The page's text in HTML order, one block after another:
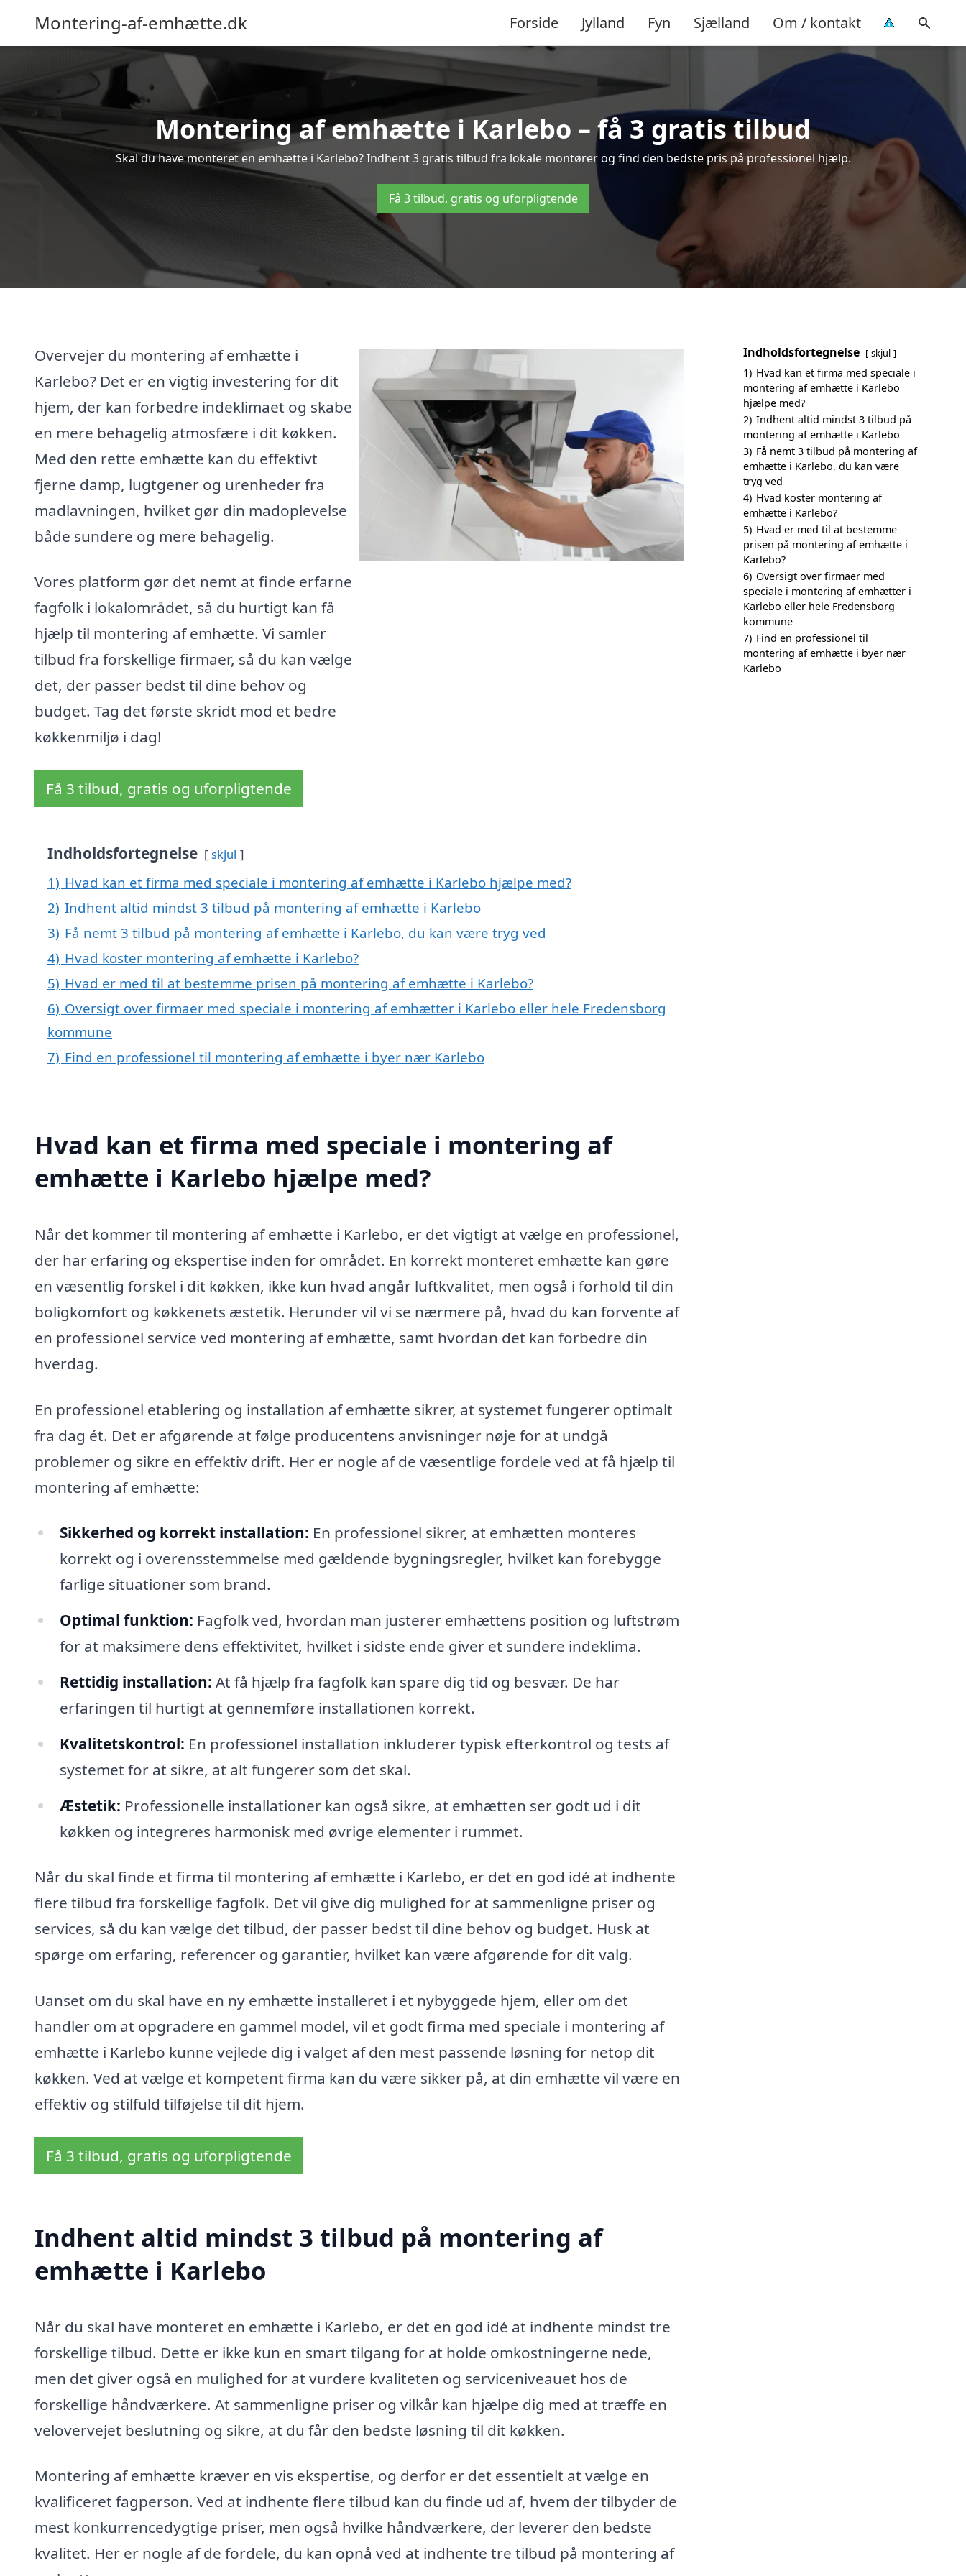
Montering-af-emhætte.dk Forside Jylland Fyn Sjælland Om / kontakt
Montering af emhætte i Karlebo – få 3 gratis tilbud
Skal du have monteret en emhætte i Karlebo? Indhent 3 gratis tilbud fra lokale montører og find den bedste pris på professionel hjælp.
Få 3 tilbud, gratis og uforpligtende
Overvejer du montering af emhætte i
Karlebo? Det er en vigtig investering for dit
hjem, der kan forbedre indeklimaet og skabe
en mere behagelig atmosfære i dit køkken.
Med den rette emhætte kan du effektivt
fjerne damp, lugtgener og urenheder fra
madlavningen, hvilket gør din madoplevelse
både sundere og mere behagelig.
Vores platform gør det nemt at finde erfarne
fagfolk i lokalområdet, så du hurtigt kan få
hjælp til montering af emhætte. Vi samler
tilbud fra forskellige firmaer, så du kan vælge
det, der passer bedst til dine behov og
budget. Tag det første skridt mod et bedre
køkkenmiljø i dag!
Få 3 tilbud, gratis og uforpligtende
Indholdsfortegnelse skjul
1) Hvad kan et firma med speciale i montering af emhætte i Karlebo hjælpe med?
2) Indhent altid mindst 3 tilbud på montering af emhætte i Karlebo
3) Få nemt 3 tilbud på montering af emhætte i Karlebo, du kan være tryg ved
4) Hvad koster montering af emhætte i Karlebo?
5) Hvad er med til at bestemme prisen på montering af emhætte i Karlebo?
6) Oversigt over firmaer med speciale i montering af emhætter i Karlebo eller hele Fredensborg
kommune
7) Find en professionel til montering af emhætte i byer nær Karlebo
Hvad kan et firma med speciale i montering af
emhætte i Karlebo hjælpe med?
Når det kommer til montering af emhætte i Karlebo, er det vigtigt at vælge en professionel,
der har erfaring og ekspertise inden for området. En korrekt monteret emhætte kan gøre
en væsentlig forskel i dit køkken, ikke kun hvad angår luftkvalitet, men også i forhold til din
boligkomfort og køkkenets æstetik. Herunder vil vi se nærmere på, hvad du kan forvente af
en professionel service ved montering af emhætte, samt hvordan det kan forbedre din
hverdag.
En professionel etablering og installation af emhætte sikrer, at systemet fungerer optimalt
fra dag ét. Det er afgørende at følge producentens anvisninger nøje for at undgå
problemer og sikre en effektiv drift. Her er nogle af de væsentlige fordele ved at få hjælp til
montering af emhætte:
Sikkerhed og korrekt installation: En professionel sikrer, at emhætten monteres
korrekt og i overensstemmelse med gældende bygningsregler, hvilket kan forebygge
farlige situationer som brand.
Optimal funktion: Fagfolk ved, hvordan man justerer emhættens position og luftstrøm
for at maksimere dens effektivitet, hvilket i sidste ende giver et sundere indeklima.
Rettidig installation: At få hjælp fra fagfolk kan spare dig tid og besvær. De har
erfaringen til hurtigt at gennemføre installationen korrekt.
Kvalitetskontrol: En professionel installation inkluderer typisk efterkontrol og tests af
systemet for at sikre, at alt fungerer som det skal.
Æstetik: Professionelle installationer kan også sikre, at emhætten ser godt ud i dit
køkken og integreres harmonisk med øvrige elementer i rummet.
Når du skal finde et firma til montering af emhætte i Karlebo, er det en god idé at indhente
flere tilbud fra forskellige fagfolk. Det vil give dig mulighed for at sammenligne priser og
services, så du kan vælge det tilbud, der passer bedst til dine behov og budget. Husk at
spørge om erfaring, referencer og garantier, hvilket kan være afgørende for dit valg.
Uanset om du skal have en ny emhætte installeret i et nybyggede hjem, eller om det
handler om at opgradere en gammel model, vil et godt firma med speciale i montering af
emhætte i Karlebo kunne vejlede dig i valget af den mest passende løsning for netop dit
køkken. Ved at vælge et kompetent firma kan du være sikker på, at din emhætte vil være en
effektiv og stilfuld tilføjelse til dit hjem.
Få 3 tilbud, gratis og uforpligtende
Indhent altid mindst 3 tilbud på montering af
emhætte i Karlebo
Når du skal have monteret en emhætte i Karlebo, er det en god idé at indhente mindst tre
forskellige tilbud. Dette er ikke kun en smart tilgang for at holde omkostningerne nede,
men det giver også en mulighed for at vurdere kvaliteten og serviceniveauet hos de
forskellige håndværkere. At sammenligne priser og vilkår kan hjælpe dig med at træffe en
velovervejet beslutning og sikre, at du får den bedste løsning til dit køkken.
Montering af emhætte kræver en vis ekspertise, og derfor er det essentielt at vælge en
kvalificeret fagperson. Ved at indhente flere tilbud kan du finde ud af, hvem der tilbyder de
mest konkurrencedygtige priser, men også hvilke håndværkere, der leverer den bedste
kvalitet. Her er nogle af de fordele, du kan opnå ved at indhente tre tilbud på montering af
Indholdsfortegnelse skjul
1) Hvad kan et firma med speciale i
montering af emhætte i Karlebo
hjælpe med?
2) Indhent altid mindst 3 tilbud på
montering af emhætte i Karlebo
3) Få nemt 3 tilbud på montering af
emhætte i Karlebo, du kan være
tryg ved
4) Hvad koster montering af
emhætte i Karlebo?
5) Hvad er med til at bestemme
prisen på montering af emhætte i
Karlebo?
6) Oversigt over firmaer med
speciale i montering af emhætter i
Karlebo eller hele Fredensborg
kommune
7) Find en professionel til
montering af emhætte i byer nær
Karlebo